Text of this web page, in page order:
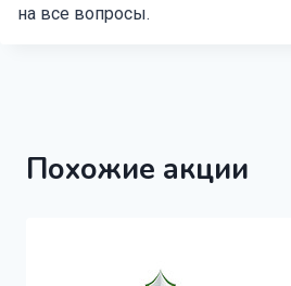
на все вопросы.
Похожие акции